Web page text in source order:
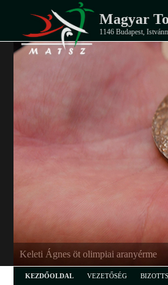
Magyar
1146 Budapest,
EB-ezüstérmes junior férfi csapat
KEZDŐOLDAL VEZETŐSÉG